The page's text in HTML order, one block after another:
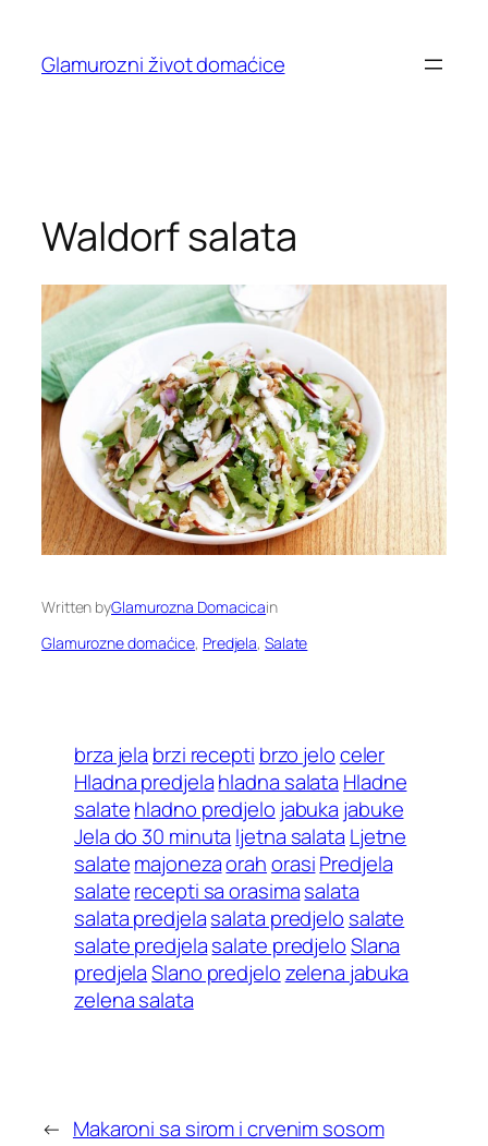
content
Glamurozni život domaćice
Waldorf salata
Written byGlamurozna Domacicain
Glamurozne domaćice, Predjela, Salate
brza jela brzi recepti brzo jeloceler
Hladna predjelahladna salata Hladne
salatehladno predjelo jabuka jabuke
Jela do 30 minuta ljetna salata Ljetne
salatemajonezaorahorasiPredjela
salaterecepti sa orasimasalata
salata predjelasalata predjelo salate
salate predjelasalate predjeloSlana
predjelaSlano predjelozelena jabuka
zelena salata
← Makaroni sa sirom i crvenim sosom